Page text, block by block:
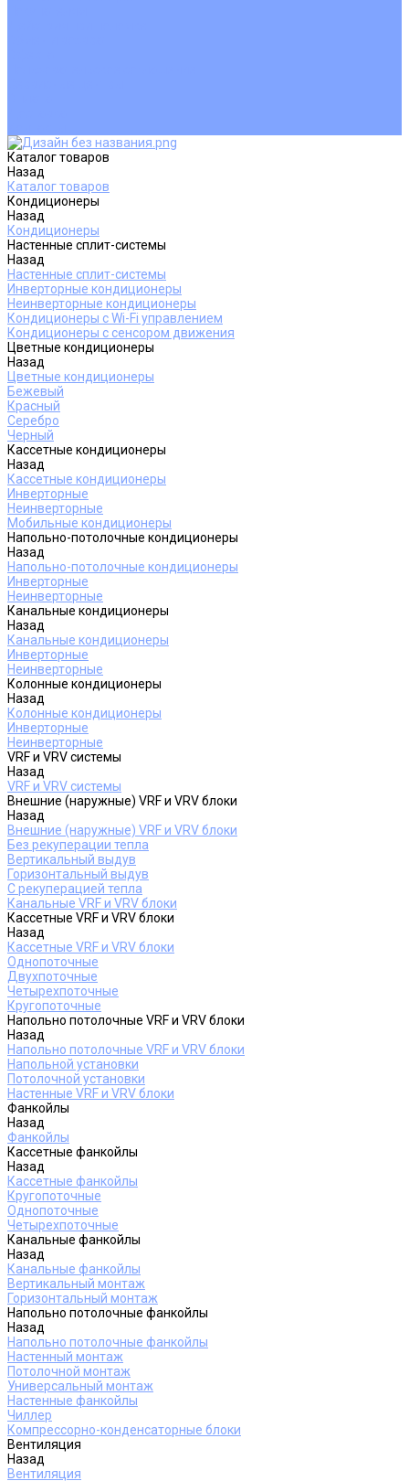
Каталог товаров
Назад
Каталог товаров
Кондиционеры
Назад
Кондиционеры
Настенные сплит-системы
Назад
Настенные сплит-системы
Инверторные кондиционеры
Неинверторные кондиционеры
Кондиционеры с Wi-Fi управлением
Кондиционеры с сенсором движения
Цветные кондиционеры
Назад
Цветные кондиционеры
Бежевый
Красный
Серебро
Черный
Кассетные кондиционеры
Назад
Кассетные кондиционеры
Инверторные
Неинверторные
Мобильные кондиционеры
Напольно-потолочные кондиционеры
Назад
Напольно-потолочные кондиционеры
Инверторные
Неинверторные
Канальные кондиционеры
Назад
Канальные кондиционеры
Инверторные
Неинверторные
Колонные кондиционеры
Назад
Колонные кондиционеры
Инверторные
Неинверторные
VRF и VRV системы
Назад
VRF и VRV системы
Внешние (наружные) VRF и VRV блоки
Назад
Внешние (наружные) VRF и VRV блоки
Без рекуперации тепла
Вертикальный выдув
Горизонтальный выдув
С рекуперацией тепла
Канальные VRF и VRV блоки
Кассетные VRF и VRV блоки
Назад
Кассетные VRF и VRV блоки
Однопоточные
Двухпоточные
Четырехпоточные
Кругопоточные
Напольно потолочные VRF и VRV блоки
Назад
Напольно потолочные VRF и VRV блоки
Напольной установки
Потолочной установки
Настенные VRF и VRV блоки
Фанкойлы
Назад
Фанкойлы
Кассетные фанкойлы
Назад
Кассетные фанкойлы
Кругопоточные
Однопоточные
Четырехпоточные
Канальные фанкойлы
Назад
Канальные фанкойлы
Вертикальный монтаж
Горизонтальный монтаж
Напольно потолочные фанкойлы
Назад
Напольно потолочные фанкойлы
Настенный монтаж
Потолочной монтаж
Универсальный монтаж
Настенные фанкойлы
Чиллер
Компрессорно-конденсаторные блоки
Вентиляция
Назад
Вентиляция